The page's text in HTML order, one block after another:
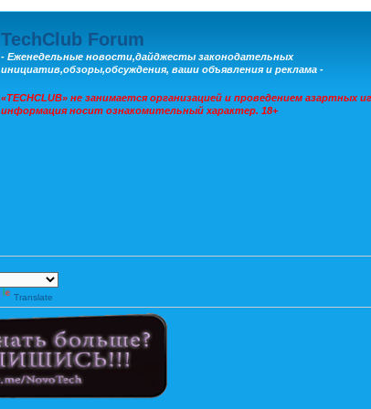
TechClub Forum
- Еженедельные новости,дайджесты законодательных
инициатив,обзоры,обсуждения, ваши объявления и реклама -
«TECHCLUB» не занимается организацией и проведением азартных
информация носит ознакомительный характер. 18+
Translate